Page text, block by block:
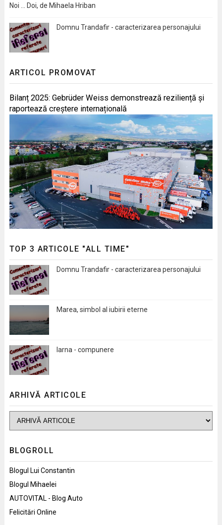
Noi … Doi, de Mihaela Hriban
Domnu Trandafir - caracterizarea personajului
ARTICOL PROMOVAT
Bilanț 2025: Gebrüder Weiss demonstrează reziliență și
raportează creștere internațională
TOP 3 ARTICOLE "ALL TIME"
Domnu Trandafir - caracterizarea personajului
Marea, simbol al iubirii eterne
Iarna - compunere
ARHIVĂ ARTICOLE
BLOGROLL
Blogul Lui Constantin
Blogul Mihaelei
AUTOVITAL - Blog Auto
Felicitări Online